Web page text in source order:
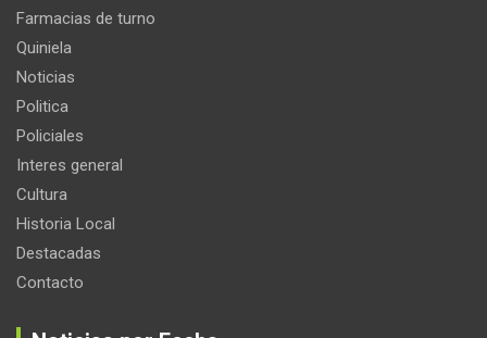
Farmacias de turno
Quiniela
Noticias
Politica
Policiales
Interes general
Cultura
Historia Local
Destacadas
Contacto